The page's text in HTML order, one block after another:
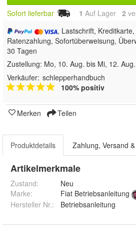
Sofort lieferbar 1 Auf Lager 2
, Lastschrift,
Ratenzahlung, Sofortüberweisung,
30 Tagen
Zustellung: Mo, 10. Aug. bis Mi, 12. Aug.
Verkäufer: schlepperhandbuch
100% positiv
Merken Teilen
Produktdetails Zahlung, Versand
Artikelmerkmale
Zustand:
Neu
Marke:
Fiat Betriebsanleitung
Hersteller Nr.:
Betriebsanleitung